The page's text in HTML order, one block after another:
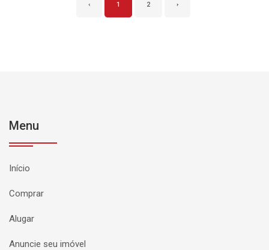
‹ 1 2 ›
Menu
Início
Comprar
Alugar
Anuncie seu imóvel